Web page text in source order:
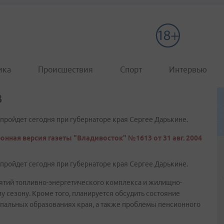
Происшествия Спорт Интервью
сегодня при губернаторе края Сергее Дарькине.
версия газеты "Владивосток" №1613 от 31 авг. 2004
сегодня при губернаторе края Сергее Дарькине.
топливно-энергетического комплекса и жилищно-
Кроме того, планируется обсудить состояние
образованиях края, а также проблемы пенсионного